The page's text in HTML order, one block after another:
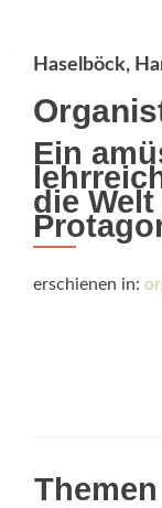
Haselböck,
Ein
die
erschienen in:
Themen